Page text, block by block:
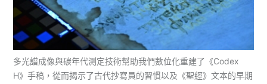
多光譜成像與碳年代測定技術幫助我們數位化重建了《Codex
H》手稿，從而揭示了古代抄寫員的習慣以及《聖經》文本的早期